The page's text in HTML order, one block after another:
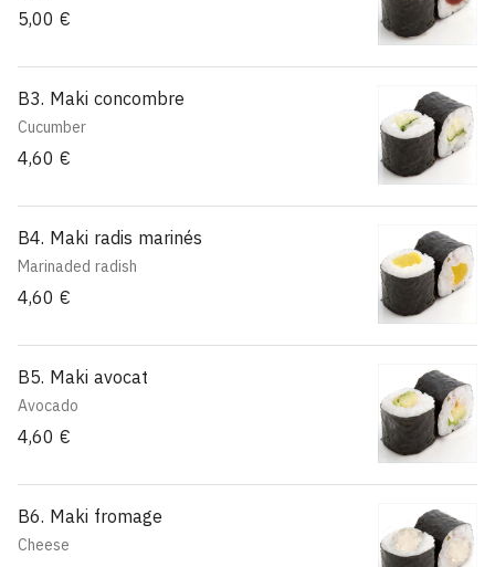
5,00 €
B3. Maki concombre
Cucumber
4,60 €
B4. Maki radis marinés
Marinaded radish
4,60 €
B5. Maki avocat
Avocado
4,60 €
B6. Maki fromage
Cheese